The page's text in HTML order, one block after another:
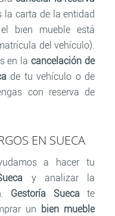
la carta de la entidad
bien mueble está
del vehículo).
en lacancelación de
de tu vehículo o de
con reserva de
EN SUECA
a hacer tu
y analizar la
Gestoría Suecate
un bien mueble